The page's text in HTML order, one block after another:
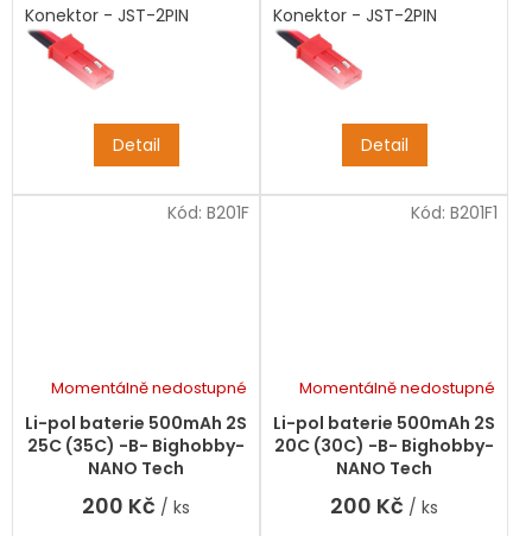
Detail
Konektor - JST-2PIN
Detail
Konektor - JST-2PIN
Li-pol baterie 500mAh 2S
25C (35C) -B- Bighobby-
NANO Tech
Momentálně nedostupné
200 Kč / ks
Kód: B201F
Li-pol baterie 500mAh 2S
20C (30C) -B- Bighobby-
NANO Tech
Momentálně nedostupné
200 Kč / ks
Kód: B201F1